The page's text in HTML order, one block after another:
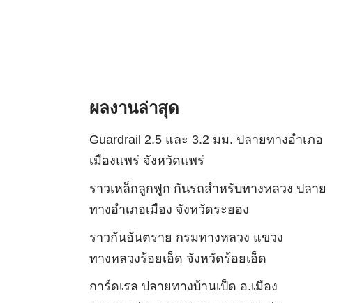
ผลงานล่าสุด
Guardrail 2.5 และ 3.2 มม. ปลายทางอำเภอ
เมืองแพร่ จังหวัดแพร่
ราวเหล็กลูกฟูก กันรถสําหรับทางหลวง ปลาย
ทางอำเภอเมือง จังหวัดระยอง
ราวกันอันตราย กรมทางหลวง แขวง
ทางหลวงร้อยเอ็ด จังหวัดร้อยเอ็ด
การ์ดเรล ปลายทางบ้านเป็ด อ.เมือง